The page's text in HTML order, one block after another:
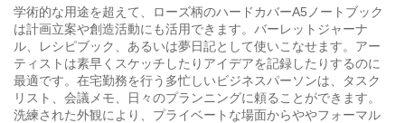
学術的な用途を超えて、ローズ柄のハードカバーA5ノートブック
は計画立案や創造活動にも活用できます。バーレットジャーナ
ル、レシピブック、あるいは夢日記として使いこなせます。アー
ティストは素早くスケッチしたりアイデアを記録したりするのに
最適です。在宅勤務を行う多忙しいビジネスパーソンは、タスク
リスト、会議メモ、日々のプランニングに頼ることができます。
洗練された外観により、プライベートな場面からややフォーマル